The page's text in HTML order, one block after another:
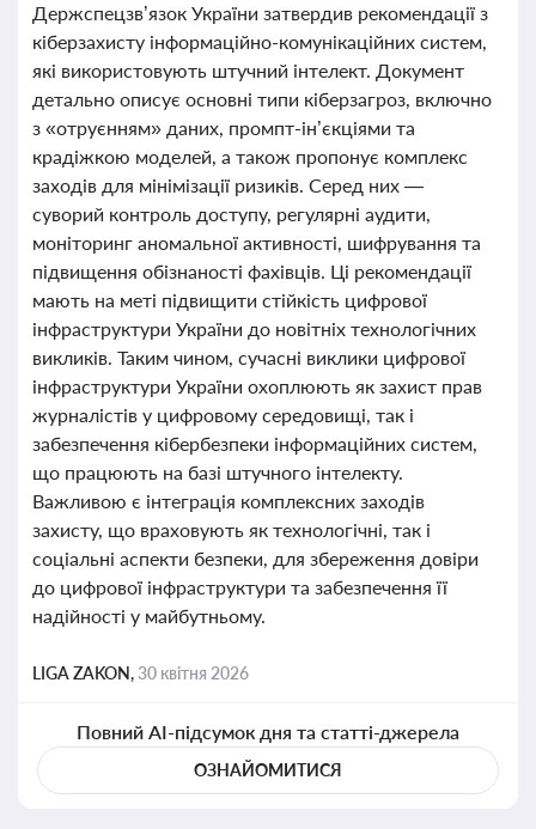
Держспецзв’язок України затвердив рекомендації з
кіберзахисту інформаційно-комунікаційних систем,
які використовують штучний інтелект. Документ
детально описує основні типи кіберзагроз, включно
з «отруєнням» даних, промпт-ін’єкціями та
крадіжкою моделей, а також пропонує комплекс
заходів для мінімізації ризиків. Серед них —
суворий контроль доступу, регулярні аудити,
моніторинг аномальної активності, шифрування та
підвищення обізнаності фахівців. Ці рекомендації
мають на меті підвищити стійкість цифрової
інфраструктури України до новітніх технологічних
викликів. Таким чином, сучасні виклики цифрової
інфраструктури України охоплюють як захист прав
журналістів у цифровому середовищі, так і
забезпечення кібербезпеки інформаційних систем,
що працюють на базі штучного інтелекту.
Важливою є інтеграція комплексних заходів
захисту, що враховують як технологічні, так і
соціальні аспекти безпеки, для збереження довіри
до цифрової інфраструктури та забезпечення її
надійності у майбутньому.
LIGA ZAKON,30 квітня 2026
Повний AI-підсумок дня та статті-джерела
ОЗНАЙОМИТИСЯ